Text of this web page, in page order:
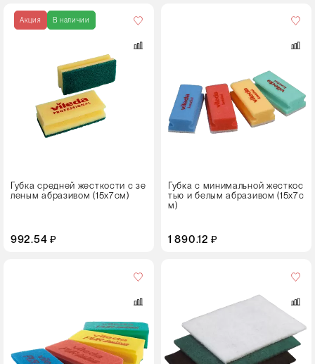
Акция В наличии
Губка средней жесткости c зе
леным абразивом (15x7см)
992.54 ₽
Губка с минимальной жесткос
тью и белым абразивом (15х7с
м)
1 890.12 ₽
во
в
Цвет